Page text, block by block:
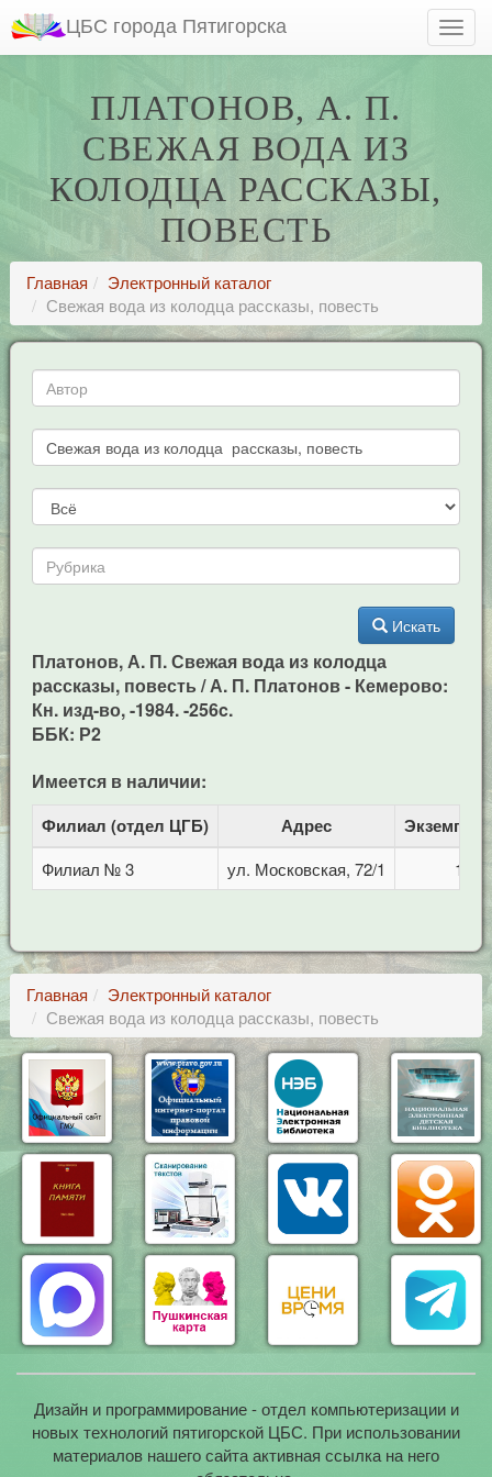
ЦБС города Пятигорска
ПЛАТОНОВ, А. П.
СВЕЖАЯ ВОДА ИЗ
КОЛОДЦА РАССКАЗЫ,
ПОВЕСТЬ
Главная
Электронный каталог
Свежая вода из колодца рассказы, повесть
Искать
Платонов, А. П. Свежая вода из колодца
рассказы, повесть / А. П. Платонов - Кемерово:
Кн. изд-во, -1984. -256c.
ББК: Р2
Имеется в наличии:
Филиал (отдел ЦГБ) Адрес
Филиал № 3 ул. Московская, 72/1 1
Главная
Электронный каталог
Свежая вода из колодца рассказы, повесть
Дизайн и программирование - отдел компьютеризации и
новых технологий пятигорской ЦБС. При использовании
материалов нашего сайта активная ссылка на него